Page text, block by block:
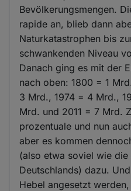
Bevölkerungsmengen.
rapide an, blieb dann
Naturkatastrophen bis
schwankenden Niveau
Danach ging es mit der
nach oben: 1800 = 1
3 Mrd., 1974 = 4 Mrd.,
Mrd. und 2011 = 7 Mrd.
prozentuale und nun
aber es kommen
(also etwa soviel wie
Deutschlands) dazu.
Hebel angesetzt